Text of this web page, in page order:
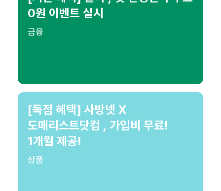
0원 이벤트 실시
금융
[독점 혜택] 사방넷 X
도매리스트닷컴 , 가입비 무료!
1개월 제공!
상품